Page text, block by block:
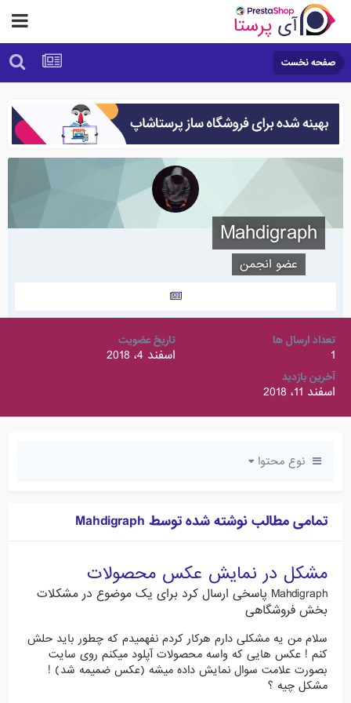
صفحه نخست
Mahdigraph
عضو انجمن
تعداد ارسال ها
1
تاریخ عضویت
اسفند 4، 2018
آخرین بازدید
اسفند 11، 2018
نوع محتوا
تمامی مطالب نوشته شده توسط Mahdigraph
مشکل در نمایش عکس محصولات
Mahdigraph پاسخی ارسال کرد برای یک موضوع در مشکلات
بخش فروشگاهی
سلام من یه مشکلی دارم هرکار کردم نفهمیدم که چطور باید حلش
کنم ! عکس هایی که واسه محصولات آپلود میکنم روی سایت
بصورت علامت سوال نمایش داده میشه (عکس ضمیمه شد) !
مشکل چیه ؟